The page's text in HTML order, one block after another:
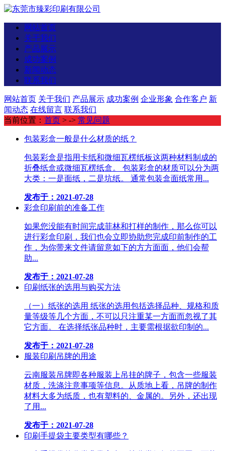
网站首页
关于我们
产品展示
成功案例
新闻动态
联系我们
网站首页 关于我们 产品展示 成功案例 企业形象 合作客户 新
闻动态 在线留言 联系我们
当前位置： 首页 > -> 常见问题
包装彩盒一般是什么材质的纸？
包装彩盒是指用卡纸和微细瓦楞纸板这两种材料制成的
折叠纸盒或微细瓦楞纸盒。 包装彩盒的材质可以分为两
大类：一是面纸，二是坑纸。 通常包装盒面纸常用...
发布于：2021-07-28
彩盒印刷前的准备工作
如果您没能有时间完成菲林和打样的制作，那么你可以
进行彩盒印刷，我们也会立即协助您完成印前制作的工
作，为你带来文件请留意如下的方方面面，他们会帮
助...
发布于：2021-07-28
印刷纸张的选用与购买方法
（一）纸张的选用 纸张的选用包括选择品种、规格和质
量等级等几个方面，不可以只注重某一方面而忽视了其
它方面。 在选择纸张品种时，主要需根据欲印制的...
发布于：2021-07-28
服装印刷吊牌的用途
云南服装吊牌即各种服装上吊挂的牌子，包含一些服装
材质，洗涤注意事项等信息。从质地上看，吊牌的制作
材料大多为纸质，也有塑料的、金属的。另外，还出现
了用...
发布于：2021-07-28
印刷手提袋主要类型有哪些？